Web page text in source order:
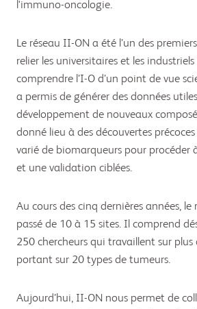
l'immuno-oncologie.
Le réseau II-ON a été l’un des
relier les universitaires et les
comprendre l’I-O d’un point de vue
a permis de générer des données
développement de nouveaux
donné lieu à des découvertes
varié de biomarqueurs pour procéder
et une validation ciblées.
Au cours des cinq dernières années, le
passé de 10 à 15 sites. Il comprend
250 chercheurs qui travaillent sur
portant sur 20 types de tumeurs.
Aujourd’hui, II-ON nous permet de